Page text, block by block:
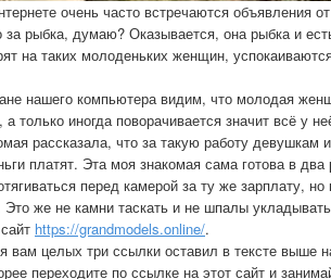
очень часто встречаются объявления
за рыбка, думаю? Оказывается, она рыбка и
на таких молоденьких женщин,
нашего компьютера видим, что молодая
а только иногда поворачивается значит всё у
рассказала, что за такую работу
платят. Эта моя знакомая сама готова в
перед камерой за ту же зарплату,
Это же не камни таскать и не шпалы
https://grandmodels.online/.
вам целых три ссылки оставил в тексте выше
переходите по ссылке на этот сайт и